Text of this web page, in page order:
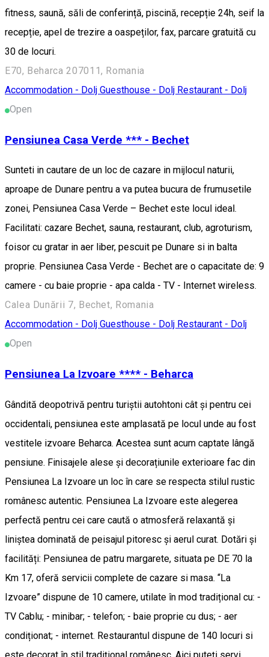
fitness, saună, săli de conferință, piscină, recepție 24h, seif la
recepție, apel de trezire a oaspeților, fax, parcare gratuită cu
30 de locuri.
E70, Beharca 207011, Romania
Accommodation - Dolj Guesthouse - Dolj Restaurant - Dolj
Open
Pensiunea Casa Verde *** - Bechet
Sunteti in cautare de un loc de cazare in mijlocul naturii,
aproape de Dunare pentru a va putea bucura de frumusetile
zonei, Pensiunea Casa Verde – Bechet este locul ideal.
Facilitati: cazare Bechet, sauna, restaurant, club, agroturism,
foisor cu gratar in aer liber, pescuit pe Dunare si in balta
proprie. Pensiunea Casa Verde - Bechet are o capacitate de: 9
camere - cu baie proprie - apa calda - TV - Internet wireless.
Calea Dunării 7, Bechet, Romania
Accommodation - Dolj Guesthouse - Dolj Restaurant - Dolj
Open
Pensiunea La Izvoare **** - Beharca
Gândită deopotrivă pentru turiștii autohtoni cât și pentru cei
occidentali, pensiunea este amplasată pe locul unde au fost
vestitele izvoare Beharca. Acestea sunt acum captate lângă
pensiune. Finisajele alese și decorațiunile exterioare fac din
Pensiunea La Izvoare un loc în care se respecta stilul rustic
românesc autentic. Pensiunea La Izvoare este alegerea
perfectă pentru cei care caută o atmosferă relaxantă și
liniștea dominată de peisajul pitoresc și aerul curat. Dotări și
facilități: Pensiunea de patru margarete, situata pe DE 70 la
Km 17, oferă servicii complete de cazare si masa. “La
Izvoare” dispune de 10 camere, utilate în mod tradițional cu: -
TV Cablu; - minibar; - telefon; - baie proprie cu dus; - aer
condiționat; - internet. Restaurantul dispune de 140 locuri si
este decorat în stil tradițional românesc. Aici puteți servi